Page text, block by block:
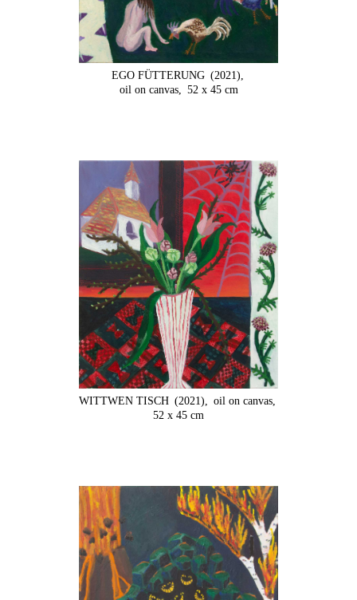
EGO FÜTTERUNG (2021),
oil on canvas, 52 x 45 cm
WITTWEN TISCH (2021),
oil on canvas,
52 x 45 cm